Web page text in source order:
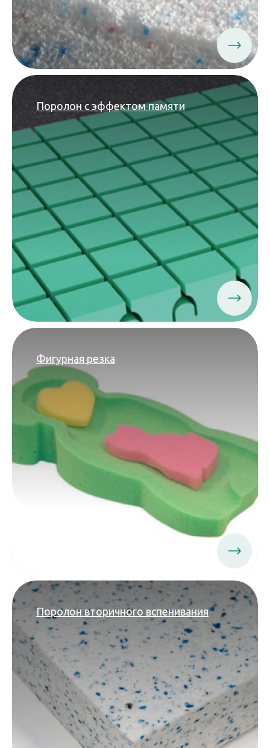
Поролон с эффектом памяти
Фигурная резка
Поролон вторичного вспенивания